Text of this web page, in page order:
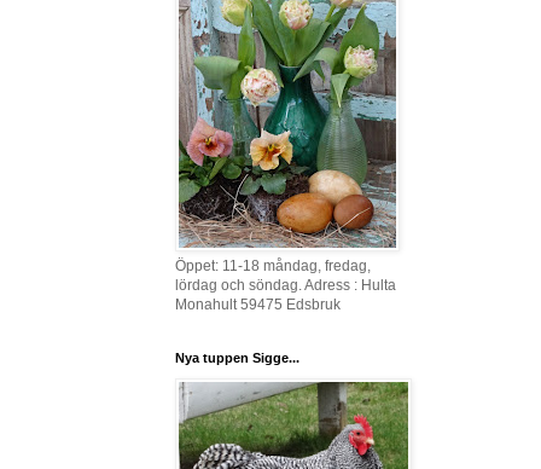
Öppet: 11-18 måndag, fredag,
lördag och söndag. Adress : Hulta
Monahult 59475 Edsbruk
Nya tuppen Sigge...